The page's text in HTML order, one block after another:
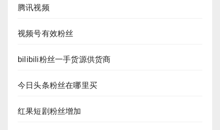
腾讯视频
视频号有效粉丝
bilibili粉丝一手货源供货商
今日头条粉丝在哪里买
红果短剧粉丝增加